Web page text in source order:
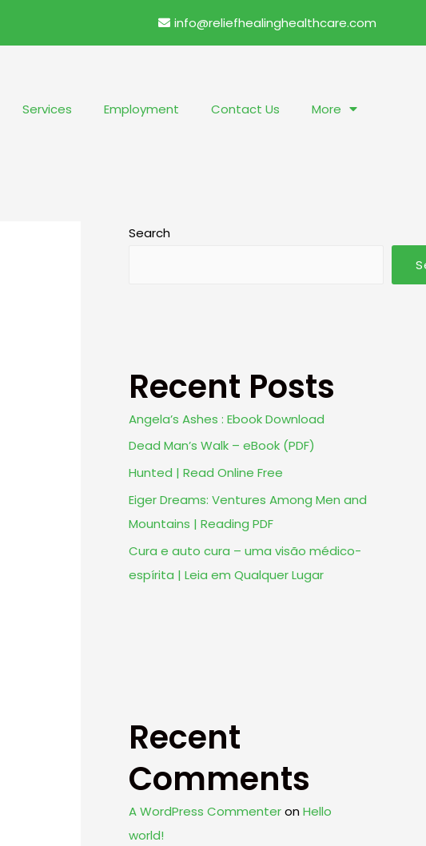
info@reliefhealinghealthcare.com
Services Employment Contact Us More
Search
Recent Posts
Angela’s Ashes : Ebook Download
Dead Man’s Walk – eBook (PDF)
Hunted | Read Online Free
Eiger Dreams: Ventures Among Men and
Mountains | Reading PDF
Cura e auto cura – uma visão médico-
espírita | Leia em Qualquer Lugar
Recent
Comments
A WordPress Commenteron Hello
world!